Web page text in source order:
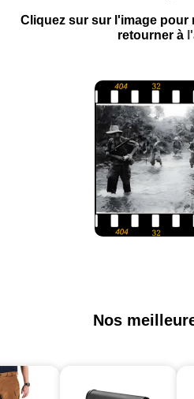
Cliquez sur sur l'image pour
retourner à
Nos